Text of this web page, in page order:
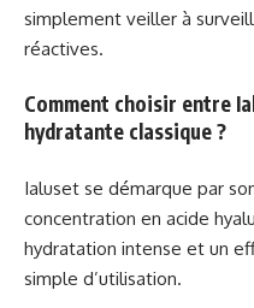
simplement veiller à
réactives.
Comment choisir entre
hydratante classique ?
Ialuset se démarque par
concentration en acide
hydratation intense et un
simple d’utilisation.